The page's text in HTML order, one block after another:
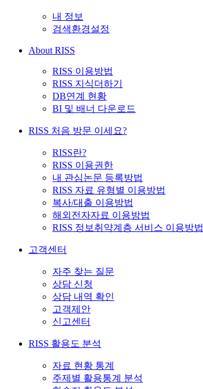
내 정보
검색환경설정
About RISS
RISS 이용방법
RISS 지식더하기
DB연계 현황
BI 및 배너 다운로드
RISS 처음 방문 이세요?
RISS란?
RISS 이용권한
내 관심논문 등록방법
RISS 자료 유형별 이용방법
복사/대출 이용방법
해외전자자료 이용방법
RISS 정보취약계층 서비스 이용방법
고객센터
자주 찾는 질문
상담 신청
상담 내역 확인
고객제안
신고센터
RISS 활용도 분석
자료 현황 통계
주제별 활용통계 분석